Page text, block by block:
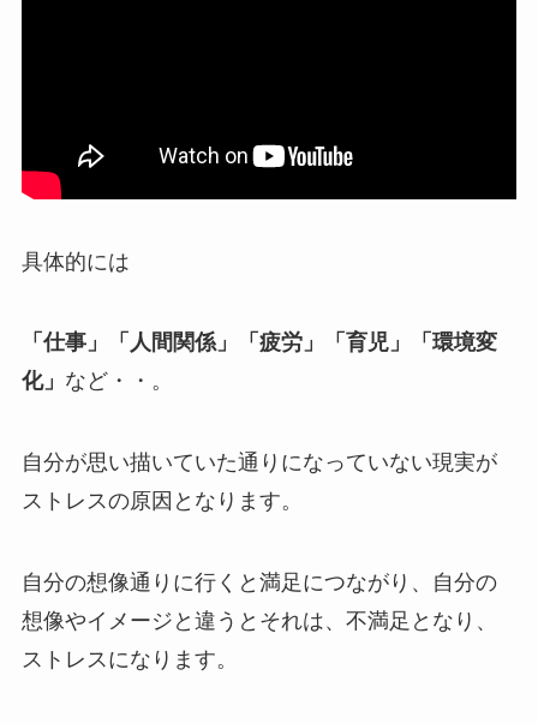
具体的には
「仕事」「人間関係」「疲労」「育児」「環境変
化」 など・・。
自分が思い描いていた通りになっていない現実が
ストレスの原因となります。
自分の想像通りに行くと満足につながり、自分の
想像やイメージと違うとそれは、不満足となり、
ストレスになります。